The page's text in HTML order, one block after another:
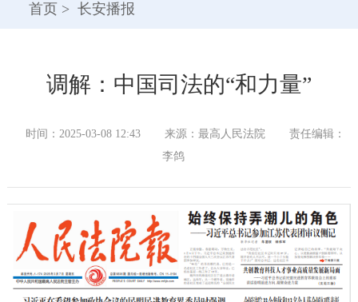
首页 > 长安播报
调解：中国司法的“和力量”
时间：2025-03-08 12:43 来源：最高人民法院
责任编辑：
李鸽